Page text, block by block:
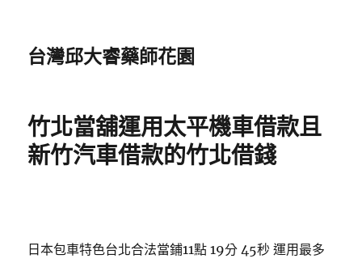
台灣邱大睿藥師花園
竹北當舖運用太平機車借款且
新竹汽車借款的竹北借錢
日本包車特色台北合法當鋪11點 19分 45秒 運用最多